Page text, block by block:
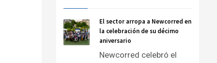
El sector arropa a Newcorred en
la celebración de su décimo
aniversario
Newcorred celebró el